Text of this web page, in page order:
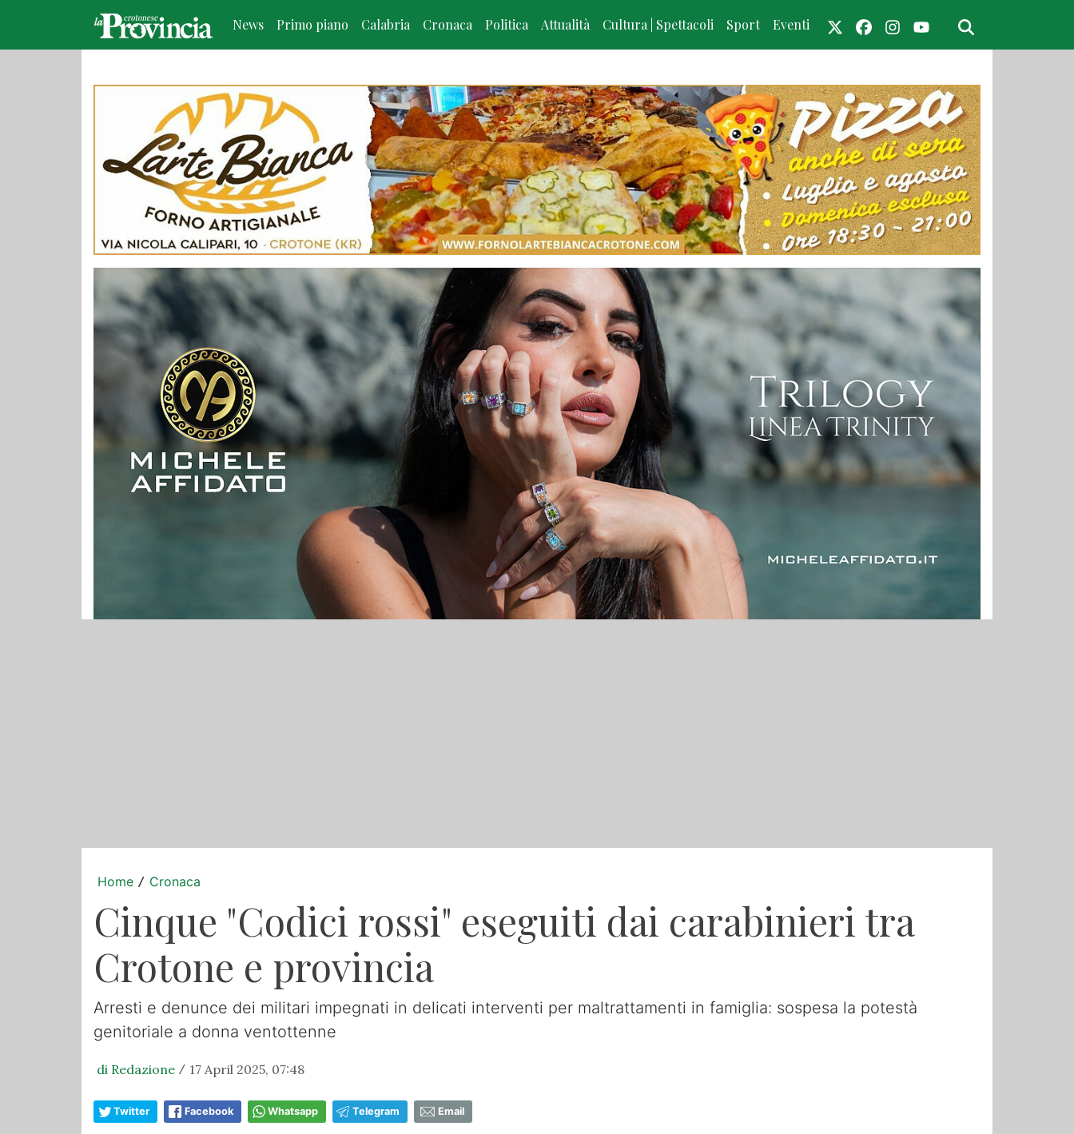
News Primo piano Calabria Cronaca Politica Attualità Cultura | Spettacoli Sport Eventi
Home / Cronaca
Cinque "Codici rossi" eseguiti dai carabinieri tra
Crotone e provincia
Arresti e denunce dei militari impegnati in delicati interventi per maltrattamenti in famiglia: sospesa la potestà
genitoriale a donna ventottenne
di Redazione / 17 April 2025, 07:48
Twitter Facebook Whatsapp Telegram Email